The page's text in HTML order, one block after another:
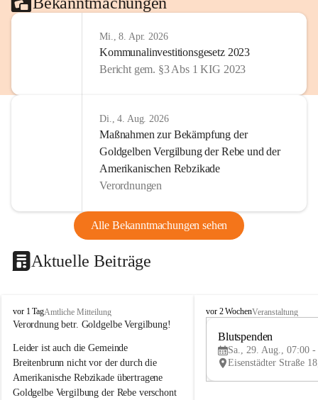
Mi., 8. Apr. 2026
Kommunalinvestitionsgesetz 2023
Bericht gem. §3 Abs 1 KIG 2023
Di., 4. Aug. 2026
Maßnahmen zur Bekämpfung der
Goldgelben Vergilbung der Rebe und der
Amerikanischen Rebzikade
Verordnungen
Alle Bekanntmachungen sehen
Aktuelle Beiträge
B
r
i
t
e
n
vor 1 TagAmtliche Mitteilung
Verordnung betr. Goldgelbe Vergilbung!
Leider ist auch die Gemeinde
Breitenbrunn nicht vor der durch die
Amerikanische Rebzikade übertragene
Goldgelbe Vergilbung der Rebe verschont
B
e
vor 2 WochenVeranstaltung
Blutspenden
Sa., 29. Aug., 07:00 -